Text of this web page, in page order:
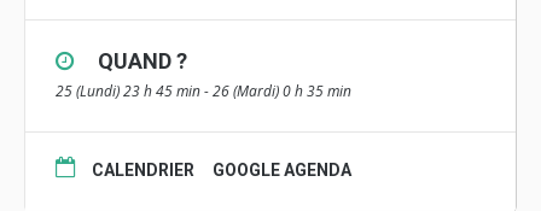
sociales qui traversent la population. Sans
formation appropriée, ils font face
quotidiennement au sentiment d’abandon qui
grandit dans le territoire.
En savoir +
QUAND ?
25 (Lundi) 23 h 45 min - 26 (Mardi) 0 h 35 min
CALENDRIER GOOGLE AGENDA